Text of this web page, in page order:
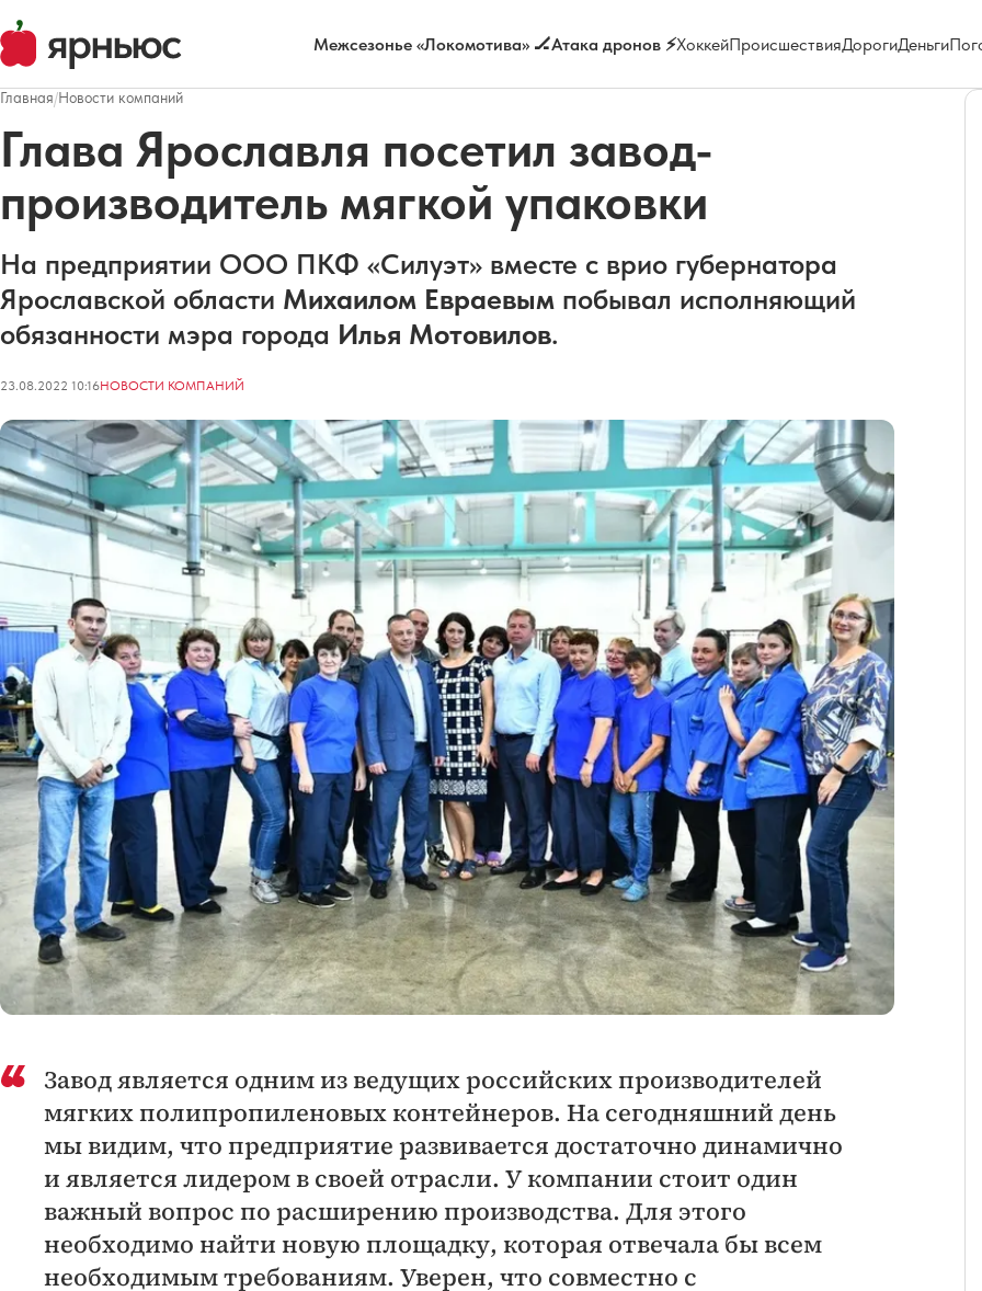
Межсезонье «Локомотива» 🏒Атака дронов ⚡ХоккейПроисшествияДорогиДеньги
Главная/Новости компаний
Глава Ярославля посетил завод-
производитель мягкой упаковки
На предприятии ООО ПКФ «Силуэт» вместе с врио губернатора
Ярославской области Михаилом Евраевым побывал исполняющий
обязанности мэра города Илья Мотовилов.
23.08.2022 10:16НОВОСТИ КОМПАНИЙ
Завод является одним из ведущих российских производителей
мягких полипропиленовых контейнеров. На сегодняшний день
мы видим, что предприятие развивается достаточно динамично
и является лидером в своей отрасли. У компании стоит один
важный вопрос по расширению производства. Для этого
необходимо найти новую площадку, которая отвечала бы всем
необходимым требованиям. Уверен, что совместно с